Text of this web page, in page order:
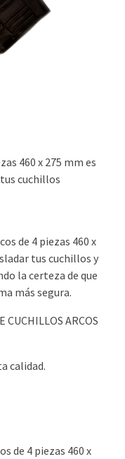
460 x 275 mm es
cuchillos
de 4 piezas 460 x
tus cuchillos y
la certeza de que
más segura.
CUCHILLOS ARCOS
calidad.
de 4 piezas 460 x